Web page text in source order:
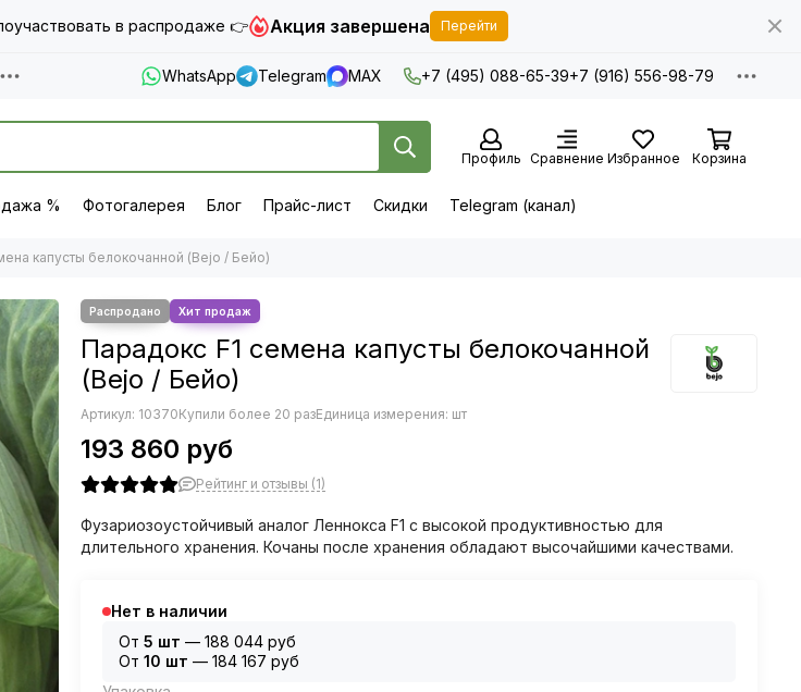
в распродаже 👉 Акция завершена Перейти
WhatsApp Telegram MAX +7 (495) 088-65-39+7 (916) 556-98-79
Профиль Сравнение Избранное Корзина
% Фотогалерея Блог Прайс-лист Скидки Telegram (канал)
капусты белокочанной (Bejo / Бейо)
Парадокс F1 семена капусты белокочанной
(Bejo / Бейо)
Артикул: 10370Купили более 20 разЕдиница измерения: шт
193 860 руб
Рейтинг и отзывы (1)
Фузариозоустойчивый аналог Леннокса F1 с высокой продуктивностью для
длительного хранения. Кочаны после хранения обладают высочайшими качествами.
Нет в наличии
От 5 шт — 188 044 руб
От 10 шт — 184 167 руб